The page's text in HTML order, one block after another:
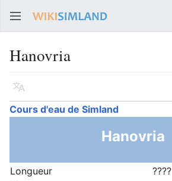
Hanovria
Langue
Cours d'eau de Simland
Hanovria
Longueur
????